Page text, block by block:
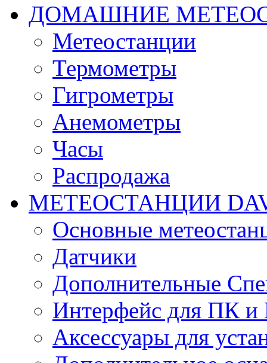
ДОМАШНИЕ
Метеостанции
Термометры
Гигрометры
Анемометры
Часы
Распродажа
МЕТЕОСТАНЦИИ
Основные
Датчики
Дополнительные
Интерфейс для ПК
Аксессуары для